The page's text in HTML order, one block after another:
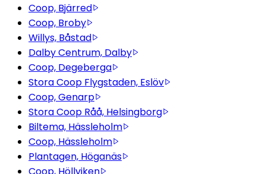
Coop, Bjärred
Coop, Broby
Willys, Båstad
Dalby Centrum, Dalby
Coop, Degeberga
Stora Coop Flygstaden, Eslöv
Coop, Genarp
Stora Coop Råå, Helsingborg
Biltema, Hässleholm
Coop, Hässleholm
Plantagen, Höganäs
Coop, Höllviken